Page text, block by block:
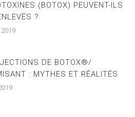
(BOTOX) PEUVENT-ILS
?
2019
DE BOTOX®/
: MYTHES ET RÉALITÉS